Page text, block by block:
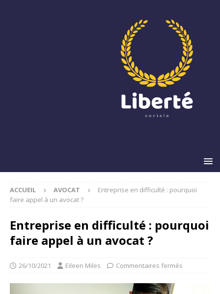
ACCUEIL AVOCAT
Entreprise en difficulté : pourquoi
faire appel à un avocat ?
Entreprise en difficulté : pourquoi
faire appel à un avocat ?
26/10/2021 Eileen Miles Commentaires fermés